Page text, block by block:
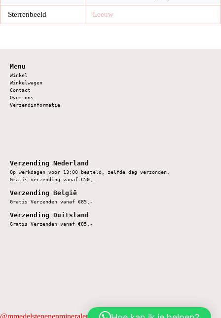
Sterrenbeeld Leeuw
Menu
Winkel
Winkelwagen
Contact
Over ons
Verzendinformatie
Verzending Nederland
Op werkdagen voor 13:00 besteld, zelfde dag verzonden.
Gratis verzending vanaf €50,-
Verzending België
Gratis Verzenden vanaf €85,-
Verzending Duitsland
Gratis Verzenden vanaf €85,-
@mmedelstenenenmineralen